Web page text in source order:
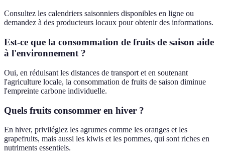
Consultez les calendriers saisonniers disponibles en ligne ou
demandez à des producteurs locaux pour obtenir des informations.
Est-ce que la consommation de fruits de saison aide
à l'environnement ?
Oui, en réduisant les distances de transport et en soutenant
l'agriculture locale, la consommation de fruits de saison diminue
l'empreinte carbone individuelle.
Quels fruits consommer en hiver ?
En hiver, privilégiez les agrumes comme les oranges et les
grapefruits, mais aussi les kiwis et les pommes, qui sont riches en
nutriments essentiels.